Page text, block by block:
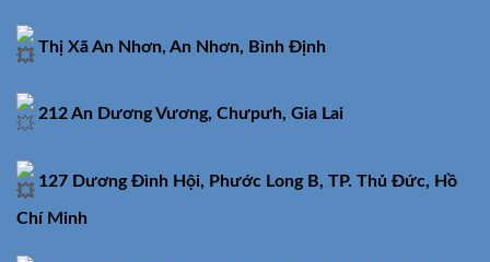
Thị Xã An Nhơn, An Nhơn, Bình Định
212 An Dương Vương, Chưpưh, Gia Lai
127 Dương Đình Hội, Phước Long B, TP. Thủ Đức, Hồ
Chí Minh